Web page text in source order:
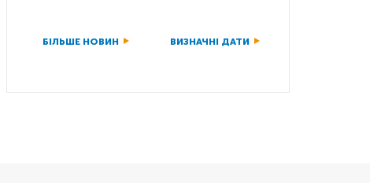
БІЛЬШЕ НОВИН ВИЗНАЧНІ ДАТИ